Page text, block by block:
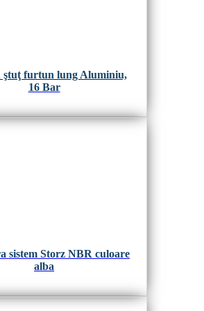
ştuţ furtun lung Aluminiu,
16 Bar
sistem Storz NBR culoare
alba